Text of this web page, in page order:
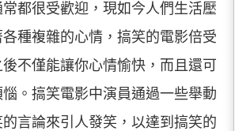
都很受歡迎，現如今人們生活壓
種複雜的心情，搞笑的電影倍受
不僅能讓你心情愉快，而且還可
。搞笑電影中演員通過一些舉動
言論來引人發笑，以達到搞笑的